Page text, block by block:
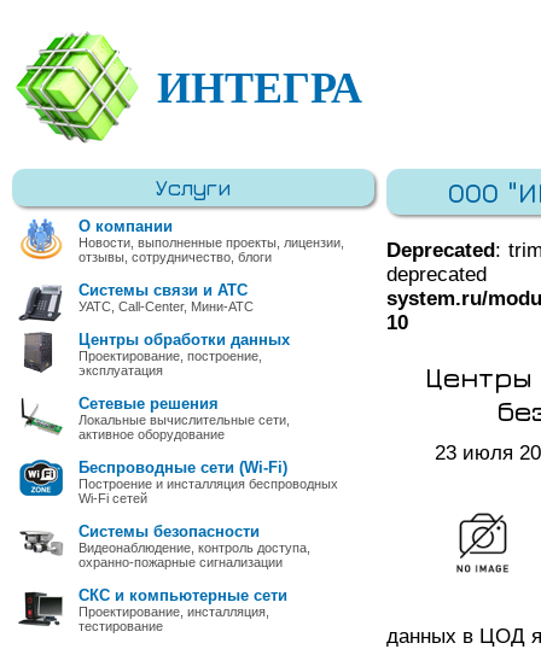
ИНТЕГРА
Услуги
О компании
Новости, выполненные проекты, лицензии,
отзывы, сотрудничество, блоги
Системы связи и АТС
УАТС, Call-Center, Мини-АТС
Центры обработки данных
Проектирование, построение,
эксплуатация
Сетевые решения
Локальные вычислительные сети,
активное оборудование
Беспроводные сети (Wi-Fi)
Построение и инсталляция беспроводных
Wi-Fi сетей
Системы безопасности
Видеонаблюдение, контроль доступа,
охранно-пожарные сигнализации
СКС и компьютерные сети
Проектирование, инсталляция,
тестирование
ООО
Deprecated:
system.ru/
10
Центры
23 июля
данных в ЦОД